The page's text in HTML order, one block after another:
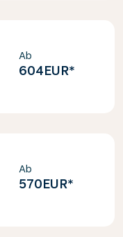
Ab
604EUR*
Ab
570EUR*